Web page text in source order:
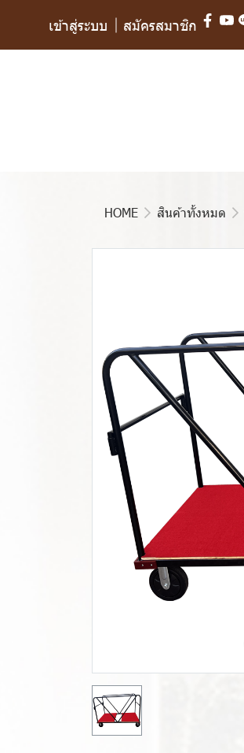
เข้าสู่ระบบ สมัครสมาชิก
HOME สินค้าทั้งหมด